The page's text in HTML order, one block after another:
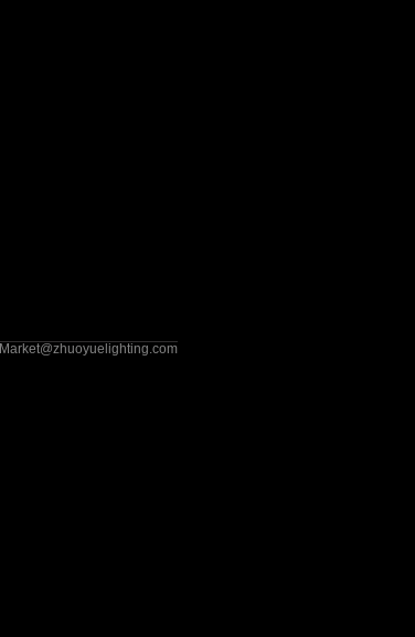
Market@zhuoyuelighting.com